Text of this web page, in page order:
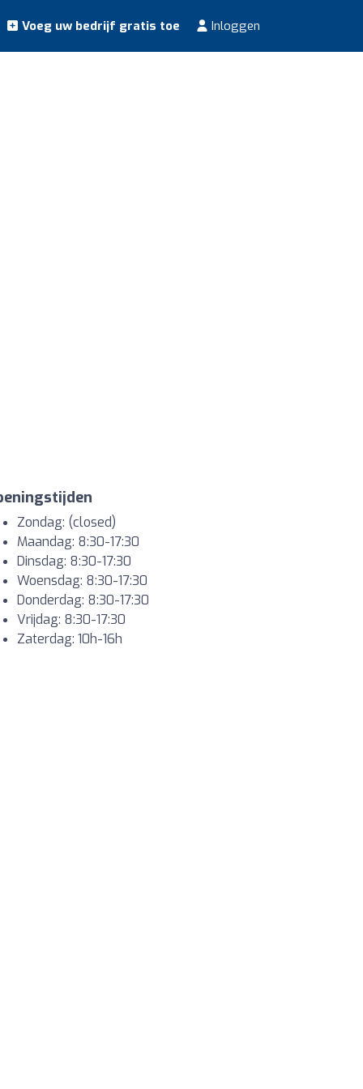
Voeg uw bedrijf gratis toe Inloggen
Zondag: (closed)
Maandag: 8:30-17:30
Dinsdag: 8:30-17:30
Woensdag: 8:30-17:30
Donderdag: 8:30-17:30
Vrijdag: 8:30-17:30
Zaterdag: 10h-16h